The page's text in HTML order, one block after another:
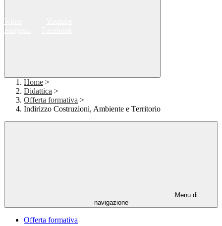
Twitter
Instagram
Home >
Didattica >
Offerta formativa >
Indirizzo Costruzioni, Ambiente e Territorio
Menu di
navigazione
Offerta formativa